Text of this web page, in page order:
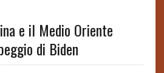
e il Medio Oriente
di Biden